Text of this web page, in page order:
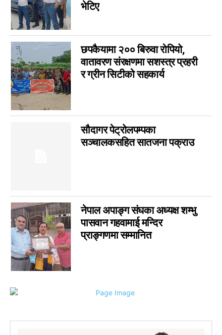
विशेष
मनोरञ्जन
कृषि
विचार
कला
चर्चामा
अन्तर्वार्ता
बागमती 3
आम सञ्चार प्राधिकरणको विज्ञापन
कर्णाली
सम्पादकीय
जीवनशैली
राशिफल
कविता
भेटिए
छपकैयामा २०० बिरुवा रोपियो,
वातावरण संरक्षणमा सशस्त्र प्रहरी
र ग्रीन सिटीको सहकार्य
सौदागर पेट्रोलपम्पका
सञ्चालकसहित सातजना पक्राउ
नेपाल अपाङ्ग संघका अध्यक्ष शम्भु
पासवान गहवामाई मन्दिर
प्राङ्गणमा सम्मानित